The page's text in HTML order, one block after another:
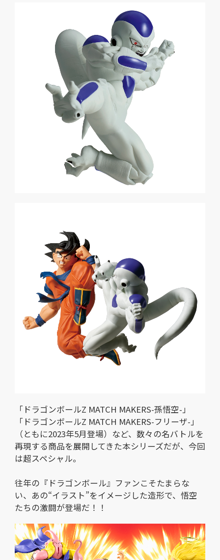
「ドラゴンボールZ MATCH MAKERS-孫悟空-」
「ドラゴンボールZ MATCH MAKERS-フリーザ-」
（ともに2023年5月登場）など、数々の名バトルを
再現する商品を展開してきた本シリーズだが、今回
は超スペシャル。
往年の『ドラゴンボール』ファンこそたまらな
い、あの“イラスト”をイメージした造形で、悟空
たちの激闘が登場だ！！